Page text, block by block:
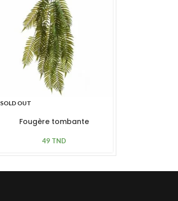
SOLD OUT
Fougère tombante
49 TND